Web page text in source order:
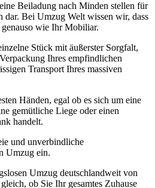
Beiladung nach Minden stellen für
dar. Bei Umzug Welt wissen wir, dass
wie Ihr Mobiliar.
Stück mit äußerster Sorgfalt,
Ihres empfindlichen
Transport Ihres massiven
Händen, egal ob es sich um eine
gemütliche Liege oder einen
handelt.
und unverbindliche
Umzug ein.
Umzug deutschlandweit von
ob Sie Ihr gesamtes Zuhause